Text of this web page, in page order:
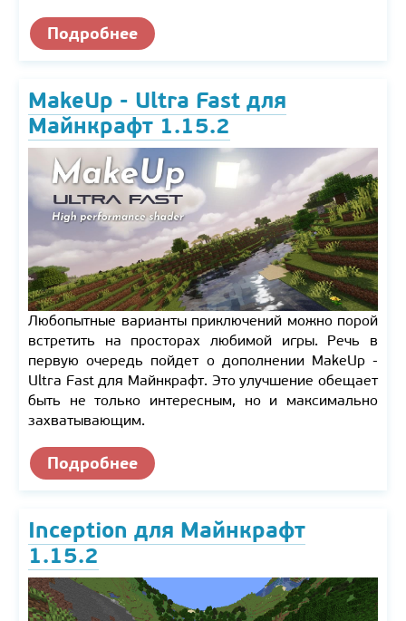
Подробнее
MakeUp - Ultra Fast для
Майнкрафт 1.15.2
Любопытные варианты приключений можно порой
встретить на просторах любимой игры. Речь в
первую очередь пойдет о дополнении MakeUp -
Ultra Fast для Майнкрафт. Это улучшение обещает
быть не только интересным, но и максимально
захватывающим.
Подробнее
Inception для Майнкрафт
1.15.2